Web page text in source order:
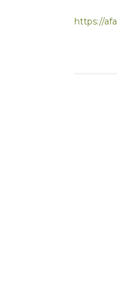
https://